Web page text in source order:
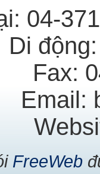
04-
Di
Fax:
Email:
FreeWeb